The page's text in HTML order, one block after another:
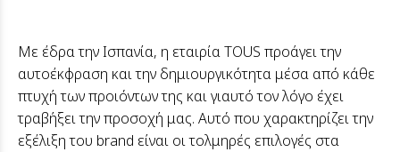
Με έδρα την Ισπανία, η εταιρία ΤΟUS προάγει την
αυτοέκφραση και την δημιουργικότητα μέσα από κάθε
πτυχή των προιόντων της και γιαυτό τον λόγο έχει
τραβήξει την προσοχή μας. Αυτό που χαρακτηρίζει την
εξέλιξη του brand είναι οι τολμηρές επιλογές στα